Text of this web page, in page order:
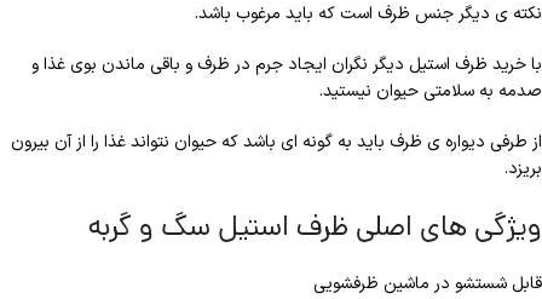
نکته ی دیگر جنس ظرف است که باید مرغوب باشد.
با خرید ظرف استیل دیگر نگران ایجاد جرم در ظرف و باقی ماندن بوی غذا و
صدمه به سلامتی حیوان نیستید.
از طرفی دیواره ی ظرف باید به گونه ای باشد که حیوان نتواند غذا را از آن بیرون
بریزد.
ویژگی های اصلی ظرف استیل سگ و گربه
قابل شستشو در ماشین ظرفشویی